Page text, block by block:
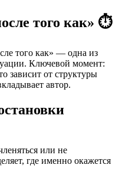
того как» ⏱️
того как» — одна из
Ключевой момент:
зависит от структуры
автор.
или не
где именно окажется